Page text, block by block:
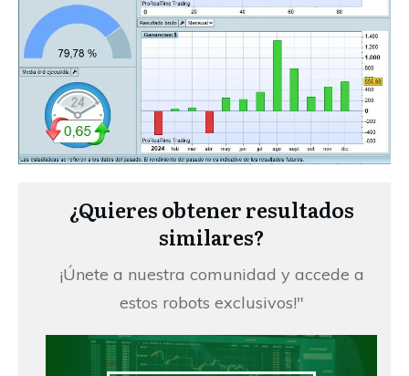
¿Quieres obtener resultados
similares?
¡Únete a nuestra comunidad y accede a
estos robots exclusivos!"